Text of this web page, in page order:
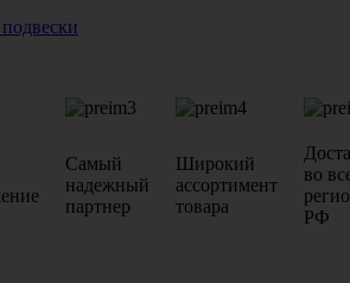
Самый
надежный
партнер
Широкий
ассортимент
товара
во
РФ